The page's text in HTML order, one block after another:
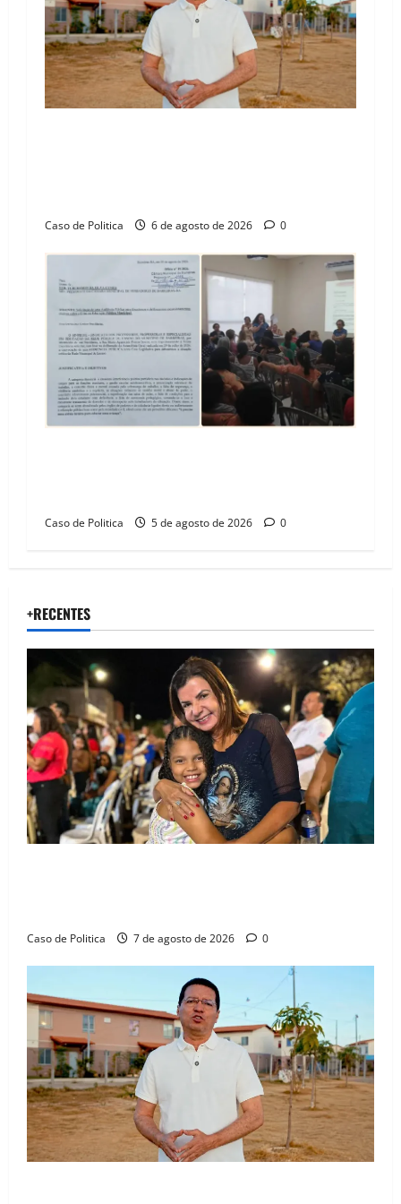
Caso de Politica 6 de agosto de 2026 0
Caso de Politica 5 de agosto de 2026 0
+RECENTES
Caso de Politica 7 de agosto de 2026 0